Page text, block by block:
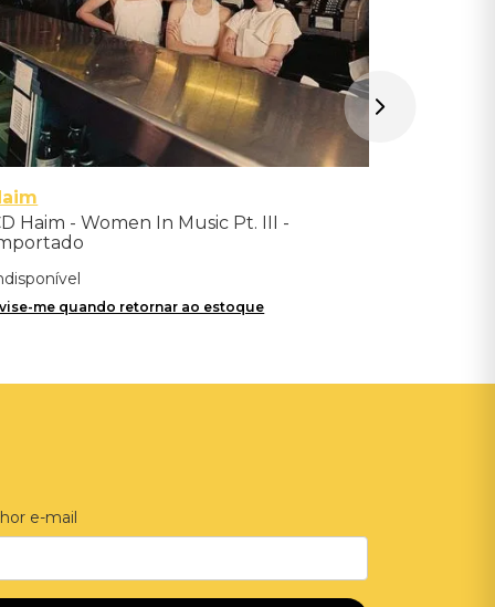
Haim - Women In Music Pt. III -
me quando retornar ao estoque
e-mail